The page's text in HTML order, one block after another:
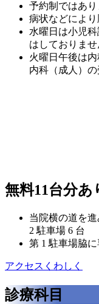
予約制ではあり
病状などにより
水曜日は小児
はしておりませ
火曜日午後は内
内科（成人）の
無料11台分あ
当院横の道を
2 駐車場 6 台
第 1 駐車場脇
アクセスくわしく
診療科目